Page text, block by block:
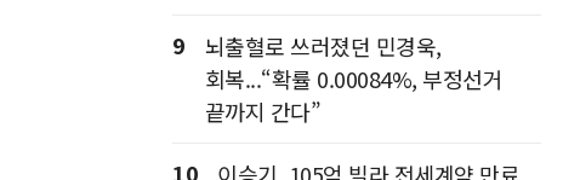
9
뇌출혈로 쓰러졌던 민경욱,
회복...“확률 0.00084%, 부정선거
끝까지 간다”
10